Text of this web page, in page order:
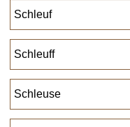
Schleuf
Schleuff
Schleuse